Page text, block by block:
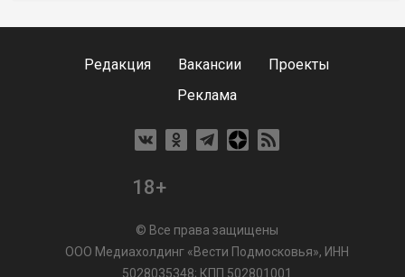
Редакция Вакансии
Проекты
Реклама
18+
© Все права защищены
ООО Медиахолдинг «Вести Подмосковья», ИНН
5028035348; КПП 502801001